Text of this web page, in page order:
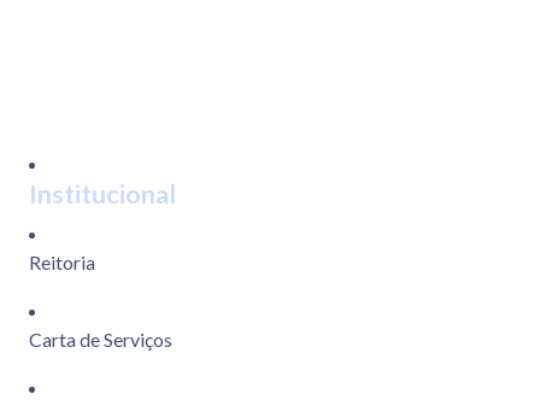
Institucional
Reitoria
Carta de Serviços